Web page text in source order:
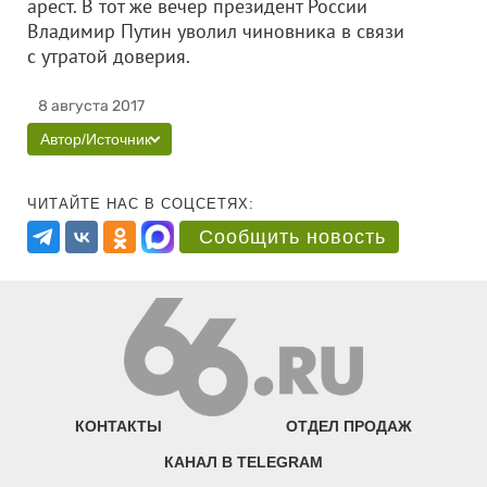
арест. В тот же вечер президент России
Владимир Путин уволил чиновника в связи
с утратой доверия.
8 августа 2017
Автор/Источник
ЧИТАЙТЕ НАС В СОЦСЕТЯХ:
Сообщить новость
КОНТАКТЫ ОТДЕЛ ПРОДАЖ
КАНАЛ В TELEGRAM